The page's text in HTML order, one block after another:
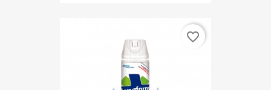
favorite_border